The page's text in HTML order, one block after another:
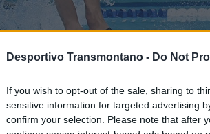
Desportivo Transmontano - Do Not
If you wish to opt-out of the sale, sharing to
sensitive information for targeted advertising
confirm your selection. Please note that after